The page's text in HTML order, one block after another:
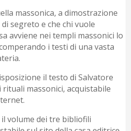
massonica, a dimostrazione
di segreto e che chi vuole
avviene nei templi massonici lo
i testi di una vasta
il testo di Salvatore
massonici, acquistabile
volume dei tre bibliofili